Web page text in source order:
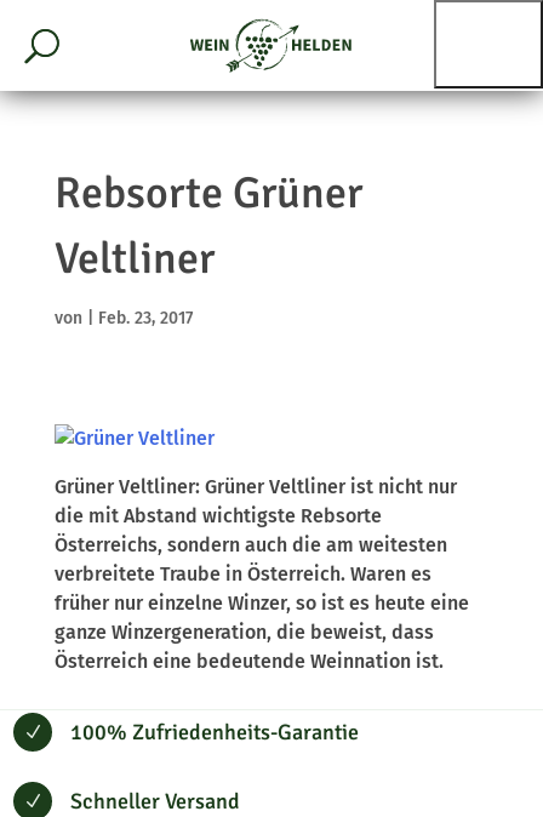
Rebsorte Grüner
Veltliner
von Feb. 23, 2017
Grüner Veltliner: Grüner Veltliner ist nicht nur
die mit Abstand wichtigste Rebsorte
Österreichs, sondern auch die am weitesten
verbreitete Traube in Österreich. Waren es
früher nur einzelne Winzer, so ist es heute eine
ganze Winzergeneration, die beweist, dass
Österreich eine bedeutende Weinnation ist.
N 100% Zufriedenheits-Garantie
N Schneller Versand